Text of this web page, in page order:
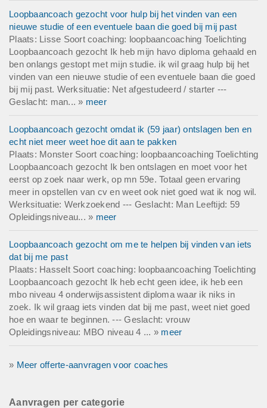
Loopbaancoach gezocht voor hulp bij het vinden van een
nieuwe studie of een eventuele baan die goed bij mij past
Plaats: Lisse Soort coaching: loopbaancoaching Toelichting
Loopbaancoach gezocht Ik heb mijn havo diploma gehaald en
ben onlangs gestopt met mijn studie. ik wil graag hulp bij het
vinden van een nieuwe studie of een eventuele baan die goed
bij mij past. Werksituatie: Net afgestudeerd / starter ---
Geslacht: man... » meer
Loopbaancoach gezocht omdat ik (59 jaar) ontslagen ben en
echt niet meer weet hoe dit aan te pakken
Plaats: Monster Soort coaching: loopbaancoaching Toelichting
Loopbaancoach gezocht Ik ben ontslagen en moet voor het
eerst op zoek naar werk, op mn 59e. Totaal geen ervaring
meer in opstellen van cv en weet ook niet goed wat ik nog wil.
Werksituatie: Werkzoekend --- Geslacht: Man Leeftijd: 59
Opleidingsniveau... » meer
Loopbaancoach gezocht om me te helpen bij vinden van iets
dat bij me past
Plaats: Hasselt Soort coaching: loopbaancoaching Toelichting
Loopbaancoach gezocht Ik heb echt geen idee, ik heb een
mbo niveau 4 onderwijsassistent diploma waar ik niks in
zoek. Ik wil graag iets vinden dat bij me past, weet niet goed
hoe en waar te beginnen. --- Geslacht: vrouw
Opleidingsniveau: MBO niveau 4 ... » meer
» Meer offerte-aanvragen voor coaches
Aanvragen per categorie